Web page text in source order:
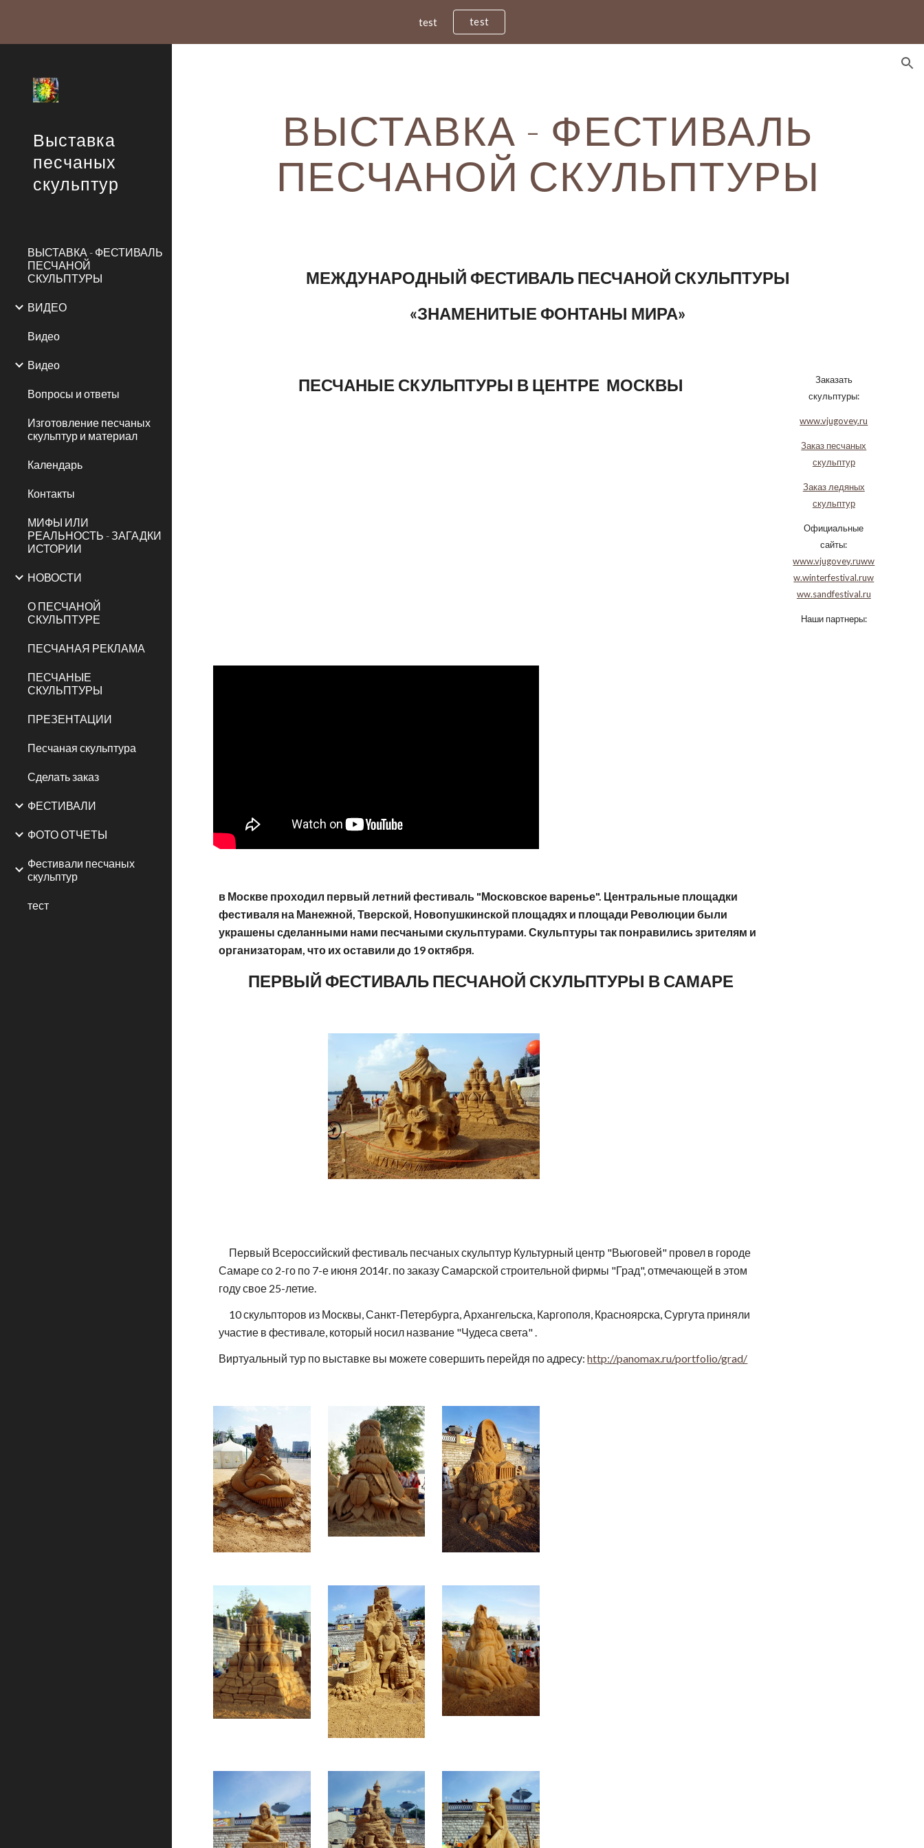
test test
Выставка
песчаных
скульптур
ВЫСТАВКА - ФЕСТИВАЛЬ
ПЕСЧАНОЙ
СКУЛЬПТУРЫ
ВИДЕО
Видео
Видео
Вопросы и ответы
Изготовление песчаных
скульптур и материал
Календарь
Контакты
МИФЫ ИЛИ
РЕАЛЬНОСТЬ - ЗАГАДКИ
ИСТОРИИ
НОВОСТИ
О ПЕСЧАНОЙ
СКУЛЬПТУРЕ
ПЕСЧАНАЯ РЕКЛАМА
ПЕСЧАНЫЕ
СКУЛЬПТУРЫ
ПРЕЗЕНТАЦИИ
Песчаная скульптура
Сделать заказ
ФЕСТИВАЛИ
ФОТО ОТЧЕТЫ
Фестивали песчаных
скульптур
тест
ВЫСТАВКА - ФЕСТИВАЛЬ
ПЕСЧАНОЙ СКУЛЬПТУРЫ
МЕЖДУНАРОДНЫЙ ФЕСТИВАЛЬ ПЕСЧАНОЙ СКУЛЬПТУРЫ
«ЗНАМЕНИТЫЕ ФОНТАНЫ МИРА»
ПЕСЧАНЫЕ СКУЛЬПТУРЫ В ЦЕНТРЕ МОСКВЫ
Заказать
скульптуры:
www.vjugovey.ru
Заказ песчаных
скульптур
Заказ ледяных
скульптур
Официальные
сайты:
www.vjugovey.ruww
w.winterfestival.ruw
ww.sandfestival.ru
Наши партнеры:
в Москве проходил первый летний фестиваль "Московское варенье". Центральные площадки
фестиваля на Манежной, Тверской, Новопушкинской площадях и площади Революции были
украшены сделанными нами песчаными скульптурами. Скульптуры так понравились зрителям и
организаторам, что их оставили до 19 октября.
ПЕРВЫЙ ФЕСТИВАЛЬ ПЕСЧАНОЙ СКУЛЬПТУРЫ В САМАРЕ
Первый Всероссийский фестиваль песчаных скульптур Культурный центр "Вьюговей" провел в городе
Самаре со 2-го по 7-е июня 2014г. по заказу Самарской строительной фирмы "Град", отмечающей в этом
году свое 25-летие.
10 скульпторов из Москвы, Санкт-Петербурга, Архангельска, Каргополя, Красноярска, Сургута приняли
участие в фестивале, который носил название "Чудеса света" .
Виртуальный тур по выставке вы можете совершить перейдя по адресу: http://panomax.ru/portfolio/grad/